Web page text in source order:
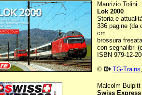
Maurizio Tolini
Lok 2000
Storia e
336 pagine (da
cm
brossura fresata
con segnalibri
ISBN 979-12-
©
TG-Trains
Malcolm
Swiss Express